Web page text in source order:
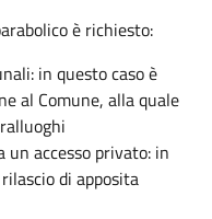
è richiesto:
in questo caso è
al Comune, alla quale
un accesso privato: in
di apposita